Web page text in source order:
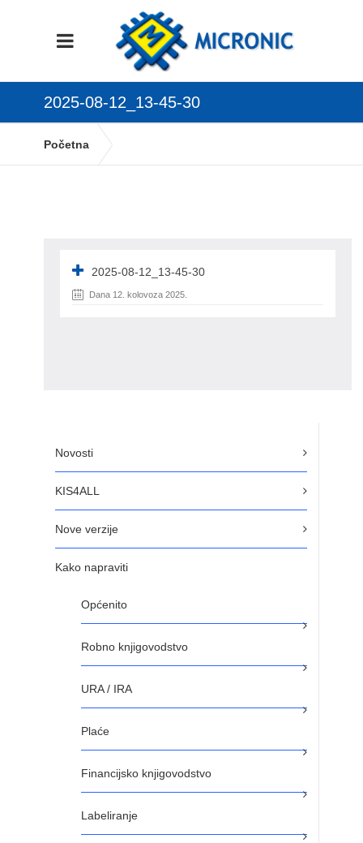
2025-08-12_13-45-30
Početna
Novosti
KIS4ALL
Nove verzije
Kako napraviti
Općenito
Robno knjigovodstvo
URA / IRA
Plaće
Financijsko knjigovodstvo
Labeliranje
2025-08-12_13-45-30
Dana 12. kolovoza 2025.